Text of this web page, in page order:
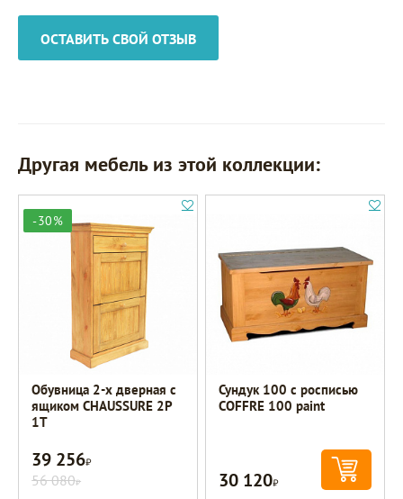
ОСТАВИТЬ СВОЙ ОТЗЫВ
Другая мебель из этой коллекции:
-30%
Обувница 2-х дверная с
ящиком CHAUSSURE 2P
1T
39 256Р
56 080Р
Сундук 100 с росписью
COFFRE 100 paint
30 120Р